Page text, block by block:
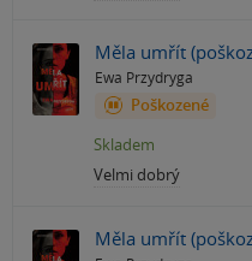
Měla umřít
Ewa Przydryga
Poškozené
Velmi dobrý
Skladem
Měla umřít